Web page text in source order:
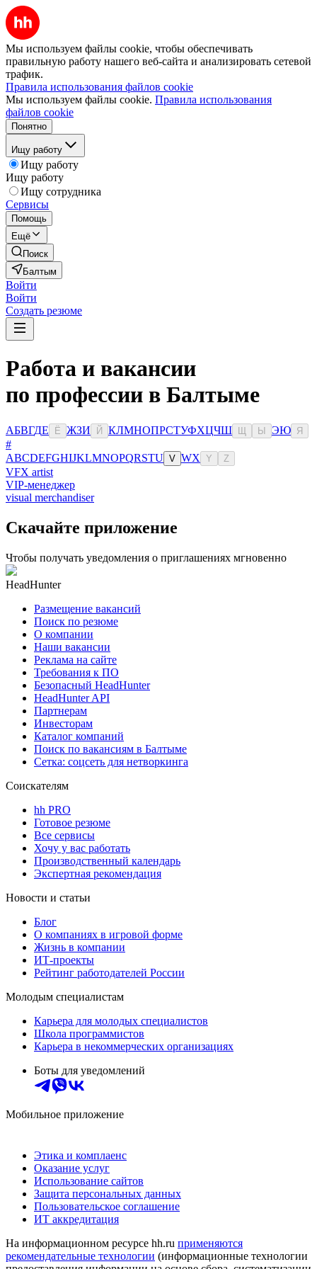
Мы используем файлы cookie, чтобы обеспечивать
правильную работу нашего веб-сайта и анализировать сетевой
трафик.
Правила использования файлов cookie
Мы используем файлы cookie. Правила использования
файлов cookie
Понятно
Ищу работу
Ищу работу
Ищу работу
Ищу сотрудника
Сервисы
Помощь
Ещё
Поиск
Балтым
Войти
Войти
Создать резюме
Работа и вакансии
по профессии в Балтыме
АБВГДЕ Ё ЖЗИ Й КЛМНОПРСТУФХЦЧШ Ы ЭЮ Я
#
ABCDEFGHIJKLMNOPQRSTU V WX Y Z
VFX artist
VIP-менеджер
visual merchandiser
Скачайте приложение
Чтобы получать уведомления о приглашениях мгновенно
HeadHunter
Размещение вакансий
Поиск по резюме
О компании
Наши вакансии
Реклама на сайте
Требования к ПО
Безопасный HeadHunter
HeadHunter API
Партнерам
Инвесторам
Каталог компаний
Поиск по вакансиям в Балтыме
Сетка: соцсеть для нетворкинга
Соискателям
hh PRO
Готовое резюме
Все сервисы
Хочу у вас работать
Производственный календарь
Экспертная рекомендация
Новости и статьи
Блог
О компаниях в игровой форме
Жизнь в компании
ИТ-проекты
Рейтинг работодателей России
Молодым специалистам
Карьера для молодых специалистов
Школа программистов
Карьера в некоммерческих организациях
Боты для уведомлений
Мобильное приложение
Этика и комплаенс
Оказание услуг
Использование сайтов
Защита персональных данных
Пользовательское соглашение
ИТ аккредитация
На информационном ресурсе hh.ru применяются
рекомендательные технологии (информационные технологии